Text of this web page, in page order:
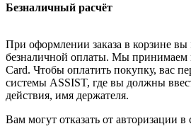
Безналичный расчёт
При оформлении заказа в корзине
безналичной оплаты. Мы принимаем
Card. Чтобы оплатить покупку, вас
системы ASSIST, где вы должны
действия, имя держателя.
Вам могут отказать от авторизации в